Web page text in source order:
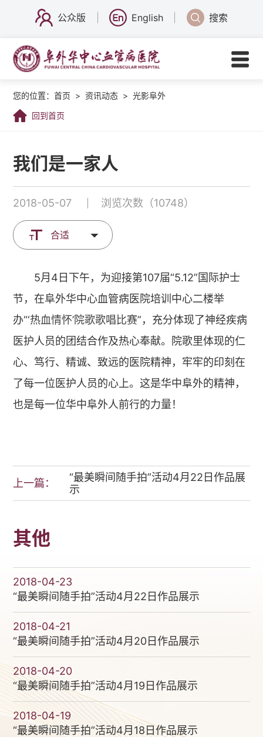
公众版 English 搜索
您的位置：首页 > 资讯动态 > 光影阜外
回到首页
我们是一家人
2018-05-07 浏览次数（10748）
合适
5月4日下午，为迎接第107届“5.12”国际护士
节，在阜外华中心血管病医院培训中心二楼举
办“‘热血情怀’院歌歌唱比赛”，充分体现了神经疾病
医护人员的团结合作及热心奉献。院歌里体现的仁
心、笃行、精诚、致远的医院精神，牢牢的印刻在
了每一位医护人员的心上。这是华中阜外的精神，
也是每一位华中阜外人前行的力量！
上一篇：
“最美瞬间随手拍”活动4月22日作品展
示
其他
2018-04-23
“最美瞬间随手拍”活动4月22日作品展示
2018-04-21
“最美瞬间随手拍”活动4月20日作品展示
2018-04-20
“最美瞬间随手拍”活动4月19日作品展示
2018-04-19
“最美瞬间随手拍”活动4月18日作品展示